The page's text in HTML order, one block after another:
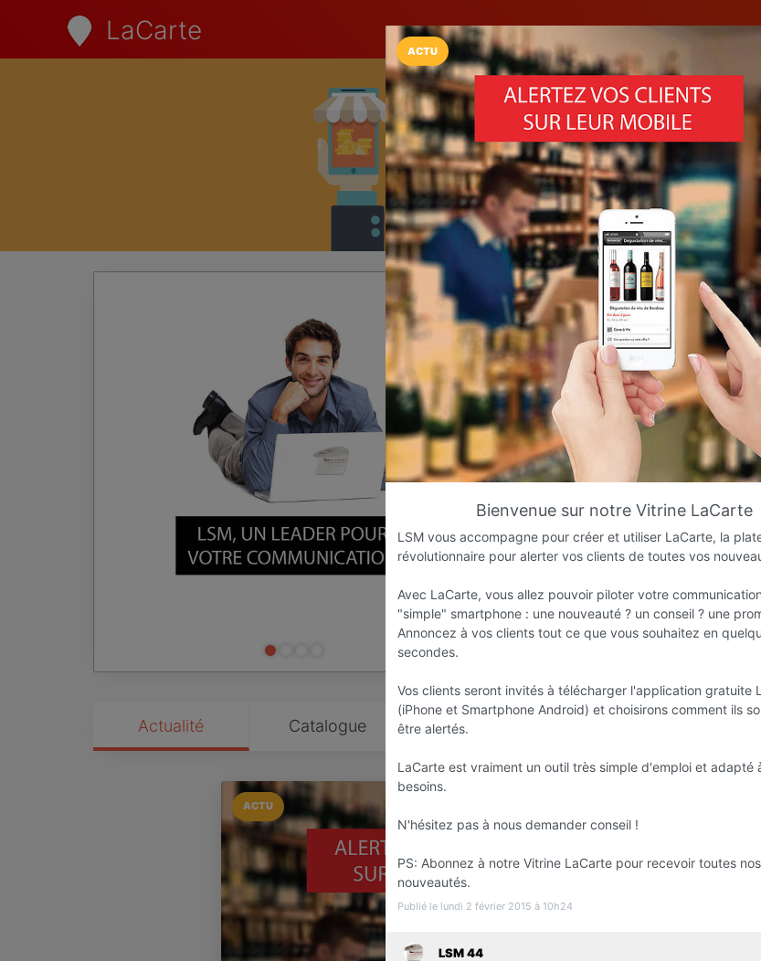
LaCarte
Installez l'App LaCarte
Téléchargez gratuitement l'app
commerces favoris et ne rien rater !
Télécharger Plus tard
LSM 44
Agence de
Reze
Favori Contacter
Ouvre demain dès 09:00
Actualité Catalogue
ACTU
ACTU
Bienvenue sur notre Vitrine LaCarte
LSM vous accompagne pour créer et utiliser LaCarte, la
révolutionnaire pour alerter vos clients de toutes vos
Avec LaCarte, vous allez pouvoir piloter votre
"simple" smartphone : une nouveauté ? un conseil ? une
Annoncez à vos clients tout ce que vous souhaitez en
secondes.
Vos clients seront invités à télécharger l'application gratuite
(iPhone et Smartphone Android) et choisirons comment ils
être alertés.
LaCarte est vraiment un outil très simple d'emploi et adapté
besoins.
N'hésitez pas à nous demander conseil !
PS: Abonnez à notre Vitrine LaCarte pour recevoir toutes nos
nouveautés.
Publié le lundi 2 février 2015 à 10h24
LSM 44